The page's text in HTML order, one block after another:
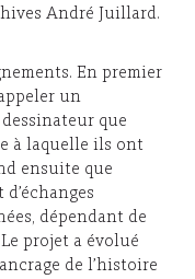
André Juillard.
En premier
un
que
à laquelle ils ont
ensuite que
dépendant de
projet a évolué
de l’histoire